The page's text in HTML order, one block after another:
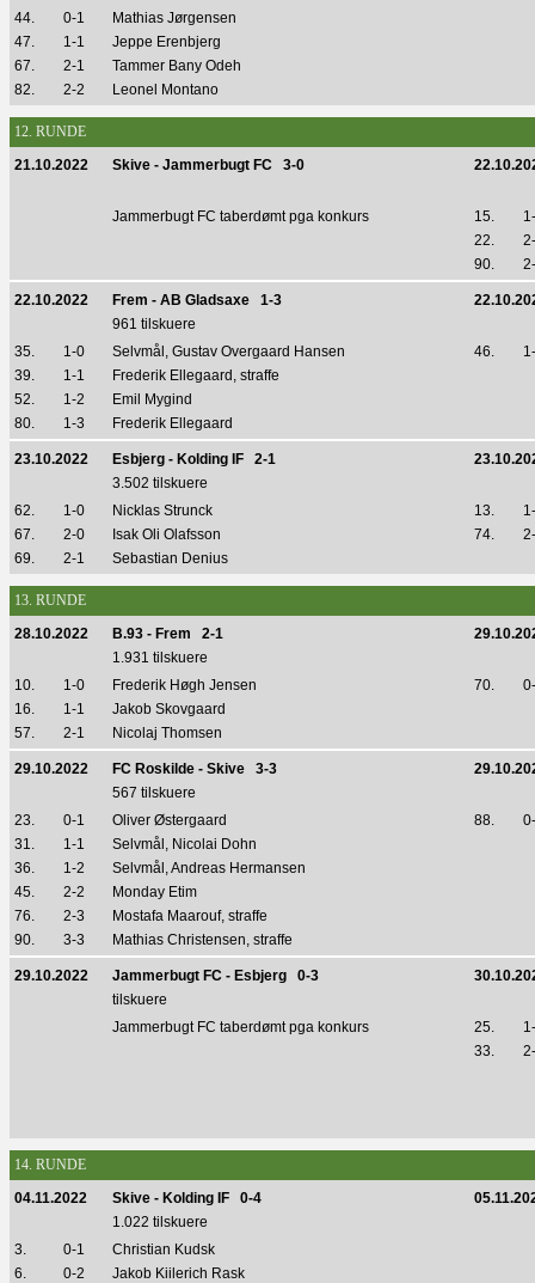
44.
0-1
Mathias Jørgensen
47.
1-1
Jeppe Erenbjerg
67.
2-1
Tammer Bany Odeh
82.
2-2 Leonel Montano
12. RUNDE
21.10.2022
Skive - Jammerbugt FC 3-0
Jammerbugt FC taberdømt pga konkurs 15.
22.
90.
22.10.2022 Frem - AB Gladsaxe 1-3
961 tilskuere
35.
1-0 Selvmål, Gustav Overgaard Hansen 46.
39.
1-1
Frederik Ellegaard, straffe
52.
1-2
Emil Mygind
80.
1-3 Frederik Ellegaard
23.10.2022 Esbjerg - Kolding IF 2-1
3.502 tilskuere
62.
1-0 Nicklas Strunck 13.
67.
2-0 Isak Oli Olafsson 74.
69.
2-1 Sebastian Denius
13. RUNDE
28.10.2022
B.93 - Frem 2-1
1.931 tilskuere
10.
1-0 Frederik Høgh Jensen 70.
16.
1-1
Jakob Skovgaard
57.
2-1 Nicolaj Thomsen
29.10.2022 FC Roskilde - Skive 3-3
567 tilskuere
23.
0-1 Oliver Østergaard 88.
31.
1-1
Selvmål, Nicolai Dohn
36.
1-2
Selvmål, Andreas Hermansen
45.
2-2
Monday Etim
76.
2-3
Mostafa Maarouf, straffe
90.
3-3 Mathias Christensen, straffe
29.10.2022 Jammerbugt FC - Esbjerg 0-3
tilskuere
Jammerbugt FC taberdømt pga konkurs
25.
33.
14. RUNDE
04.11.2022
Skive - Kolding IF 0-4
1.022 tilskuere
3.
0-1
Christian Kudsk
6.
0-2
Jakob Kiilerich Rask